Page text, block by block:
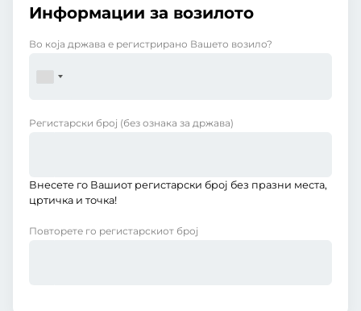
Информации за возилото
Во која држава е регистрирано Вашето возило?
Регистарски број (без ознака за држава)
Внесете го Вашиот регистарски број без празни места,
цртичка и точка!
Повторете го регистарскиот број